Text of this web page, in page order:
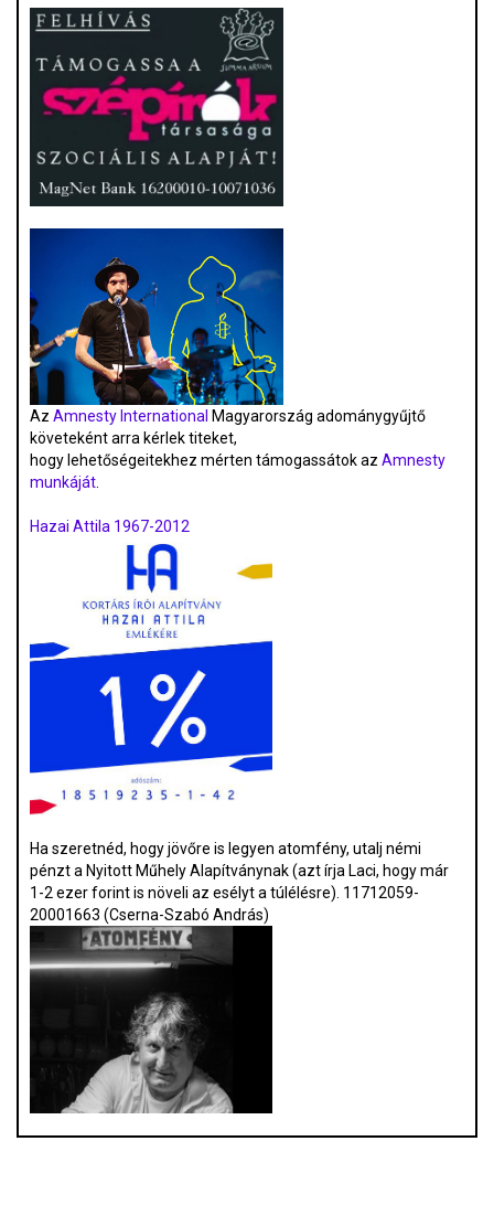
Az Amnesty International Magyarország adománygyűjtő
követeként arra kérlek titeket,
hogy lehetőségeitekhez mérten támogassátok az Amnesty
munkáját.
Hazai Attila 1967-2012
Ha szeretnéd, hogy jövőre is legyen atomfény, utalj némi
pénzt a Nyitott Műhely Alapítványnak (azt írja Laci, hogy már
1-2 ezer forint is növeli az esélyt a túlélésre). 11712059-
20001663 (Cserna-Szabó András)